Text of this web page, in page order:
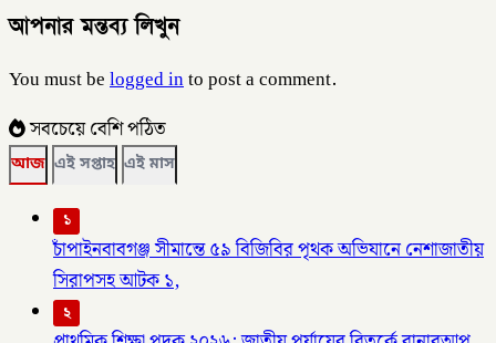
আপনার মন্তব্য লিখুন
You must belogged into post a comment.
সবচেয়ে বেশি পঠিত
আজ এই সপ্তাহ এই মাস
১
চাঁপাইনবাবগঞ্জ সীমান্তে ৫৯ বিজিবির পৃথক অভিযানে নেশাজাতীয়
সিরাপসহ আটক ১,
২